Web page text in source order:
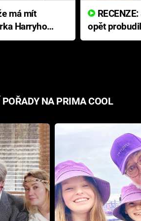
má mít
Harryho
opět
přichází s
NA PRIMA COOL